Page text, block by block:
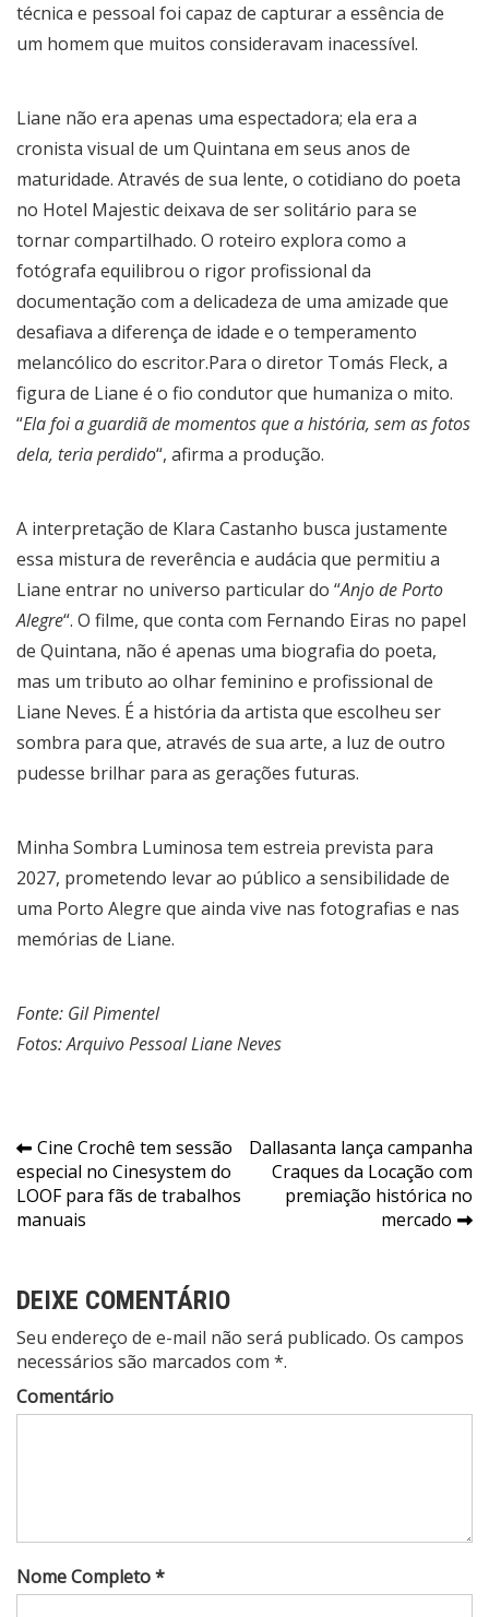
técnica e pessoal foi capaz de capturar a essência de
um homem que muitos consideravam inacessível.
Liane não era apenas uma espectadora; ela era a
cronista visual de um Quintana em seus anos de
maturidade. Através de sua lente, o cotidiano do poeta
no Hotel Majestic deixava de ser solitário para se
tornar compartilhado. O roteiro explora como a
fotógrafa equilibrou o rigor profissional da
documentação com a delicadeza de uma amizade que
desafiava a diferença de idade e o temperamento
melancólico do escritor.Para o diretor Tomás Fleck, a
figura de Liane é o fio condutor que humaniza o mito.
“Ela foi a guardiã de momentos que a história, sem as fotos
dela, teria perdido“, afirma a produção.
A interpretação de Klara Castanho busca justamente
essa mistura de reverência e audácia que permitiu a
Liane entrar no universo particular do “Anjo de Porto
Alegre“. O filme, que conta com Fernando Eiras no papel
de Quintana, não é apenas uma biografia do poeta,
mas um tributo ao olhar feminino e profissional de
Liane Neves. É a história da artista que escolheu ser
sombra para que, através de sua arte, a luz de outro
pudesse brilhar para as gerações futuras.
Minha Sombra Luminosa tem estreia prevista para
2027, prometendo levar ao público a sensibilidade de
uma Porto Alegre que ainda vive nas fotografias e nas
memórias de Liane.
Fonte: Gil Pimentel
Fotos: Arquivo Pessoal Liane Neves
Navegação
de
Post
Cine Crochê tem sessão
especial no Cinesystem do
LOOF para fãs de trabalhos
manuais
Dallasanta lança campanha
Craques da Locação com
premiação histórica no
mercado
DEIXE COMENTÁRIO
Seu endereço de e-mail não será publicado. Os campos
necessários são marcados com *.
Comentário
Nome Completo *